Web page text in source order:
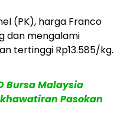
(PK), harga Franco
dan mengalami
tertinggi Rp13.585/kg.
Bursa Malaysia
Pasokan